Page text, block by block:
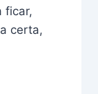
ficar,
certa,